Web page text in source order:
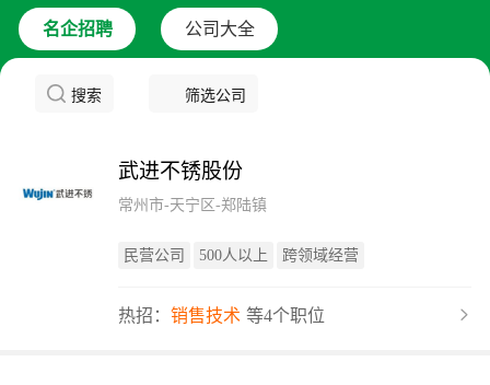
名企招聘 公司大全
搜索 筛选公司
武进不锈股份
常州市-天宁区-郑陆镇
民营公司 500人以上 跨领域经营
热招： 销售技术 等4个职位